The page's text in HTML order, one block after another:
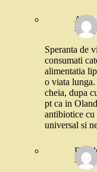
Angi
26
Speranta de
consumati
alimentatia
o viata
cheia, dupa
pt ca in
antibiotice cu
universal si
26